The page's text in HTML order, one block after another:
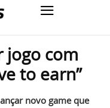
jogo com
to earn”
novo game que